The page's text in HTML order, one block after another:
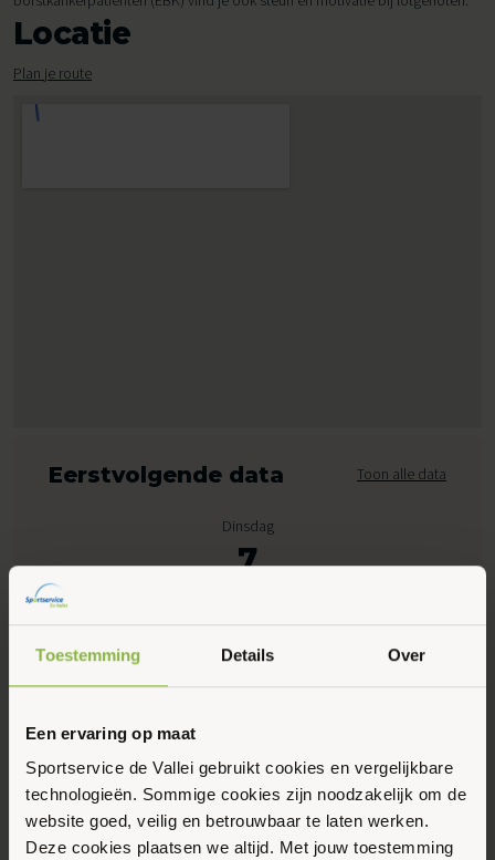
Toestemming Details Over
Een ervaring op maat
Sportservice de Vallei gebruikt cookies en vergelijkbare
technologieën. Sommige cookies zijn noodzakelijk om de
website goed, veilig en betrouwbaar te laten werken.
Deze cookies plaatsen we altijd. Met jouw toestemming
Locatie
Plan je route
Eerstvolgende data Toon alle data
Dinsdag
7
13:45 - 14:45
Peppelensteeg 17, Ede
Maak favoriet